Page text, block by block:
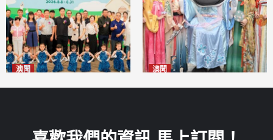
澳聞
2026-08-09
澳聞